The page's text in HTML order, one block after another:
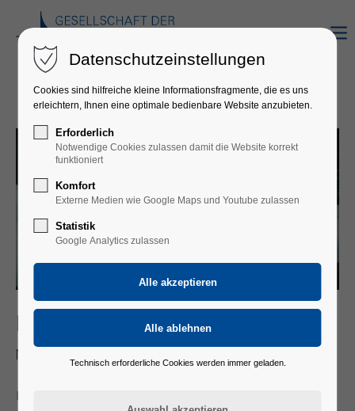
MARTINA WIEMER & FRIENDS
Märchen & Musik zu den Raunächten
Raunächte – so nennt man in der Überlieferung die zwölf
Datenschutzeinstellungen
Cookies sind hilfreiche kleine Informationsfragmente, die es uns
erleichtern, Ihnen eine optimale bedienbare Website anzubieten.
Erforderlich
Notwendige Cookies zulassen damit die Website korrekt
funktioniert
Komfort
Externe Medien wie Google Maps und Youtube zulassen
Statistik
Google Analytics zulassen
Technisch erforderliche Cookies werden immer geladen.